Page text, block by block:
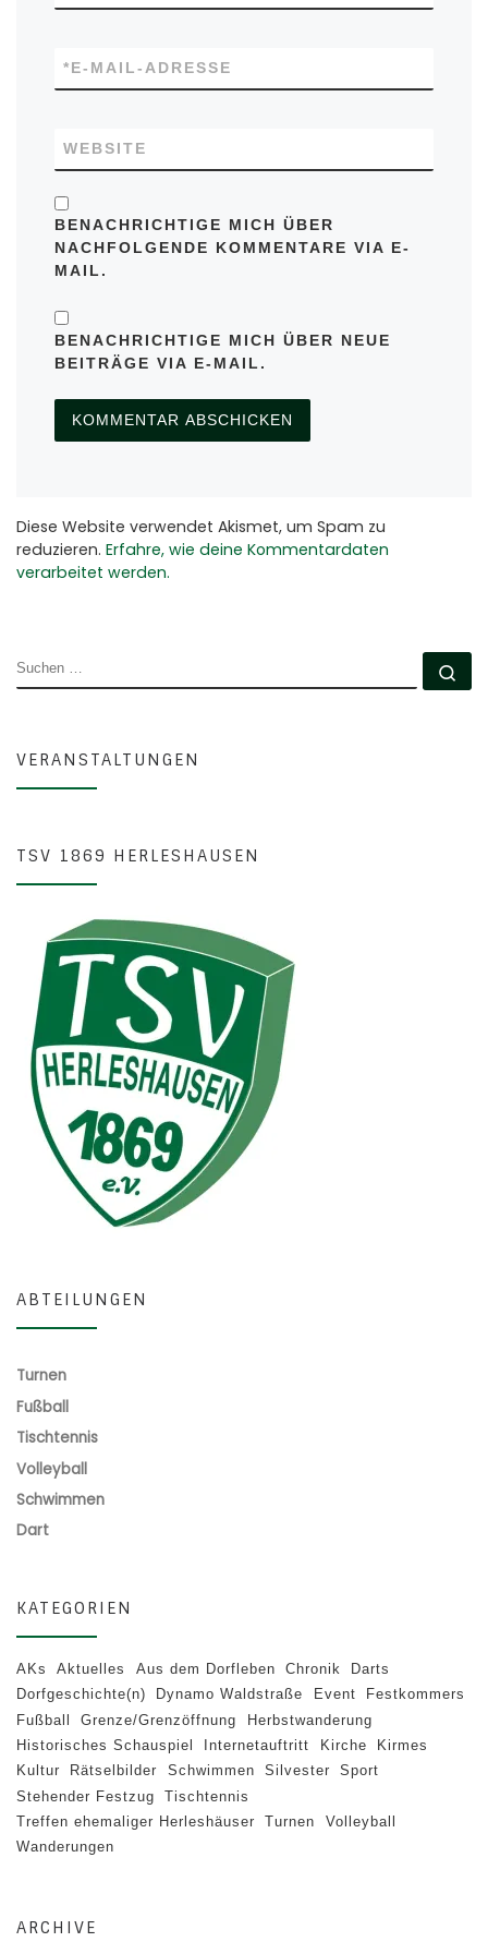
E-MAIL-ADRESSE
*
WEBSITE
BENACHRICHTIGE MICH ÜBER
NACHFOLGENDE KOMMENTARE VIA E-
MAIL.
BENACHRICHTIGE MICH ÜBER NEUE
BEITRÄGE VIA E-MAIL.
Diese Website verwendet Akismet, um Spam zu
reduzieren. Erfahre, wie deine Kommentardaten
verarbeitet werden.
SUCHE
VERANSTALTUNGEN
TSV 1869 HERLESHAUSEN
ABTEILUNGEN
Turnen
Fußball
Tischtennis
Volleyball
Schwimmen
Dart
KATEGORIEN
AKs Aktuelles Aus dem Dorfleben Chronik
Darts
Dorfgeschichte(n)
Dynamo Waldstraße Event
Festkommers
Fußball
Grenze/Grenzöffnung
Herbstwanderung
Historisches Schauspiel
Internetauftritt Kirche
Kirmes
Kultur
Rätselbilder Schwimmen Silvester
Sport
Stehender Festzug
Tischtennis
Treffen ehemaliger Herleshäuser
Turnen
Volleyball
Wanderungen
ARCHIVE